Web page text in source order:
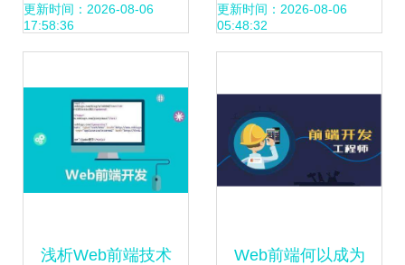
网技术开发的实践
更新时间：2026-08-06
17:58:36
（CNNIC视角下解
更新时间：2026-08-06
05:48:32
浅析Web前端技术 Web前端何以成为